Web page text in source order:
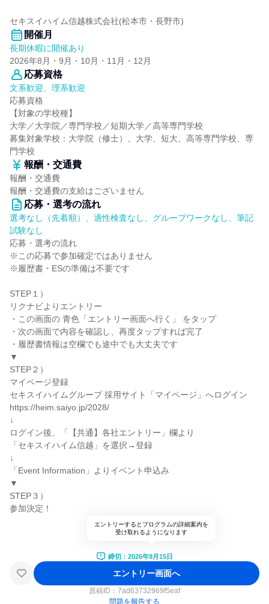
セキスイハイム信越株式会社(松本市・長野市)
開催月
長期休暇に開催あり
2026年8月・9月・10月・11月・12月
応募資格
文系歓迎、理系歓迎
応募資格
【対象の学校種】
大学／大学院／専門学校／短期大学／高等専門学校
募集対象学校：大学院（修士）、大学、短大、高等専門学校、専
門学校
報酬・交通費
報酬・交通費
報酬・交通費の支給はございません
応募・選考の流れ
選考なし（先着順）、適性検査なし、グループワークなし、筆記
試験なし
応募・選考の流れ
※この応募で参加確定ではありません
※履歴書・ESの準備は不要です
STEP１）
リクナビよりエントリー
・この画面の 青色「エントリー画面へ行く」 をタップ
・次の画面で内容を確認し、再度タップすれば完了
・履歴書情報は空欄でも途中でも大丈夫です
▼
STEP２）
マイページ登録
セキスイハイムグループ 採用サイト「マイページ」へログイン
https://heim.saiyo.jp/2028/
↓
ログイン後、「【共通】各社エントリー」欄より
「セキスイハイム信越」を選択→登録
↓
「Event Information」よりイベント申込み
▼
STEP３）
参加決定！
エントリーするとプログラムの詳細案内を
受け取れるようになります
締切：2026年9月15日
エントリー画面へ
原稿ID： 7ad63732969f5eaf
問題を報告する